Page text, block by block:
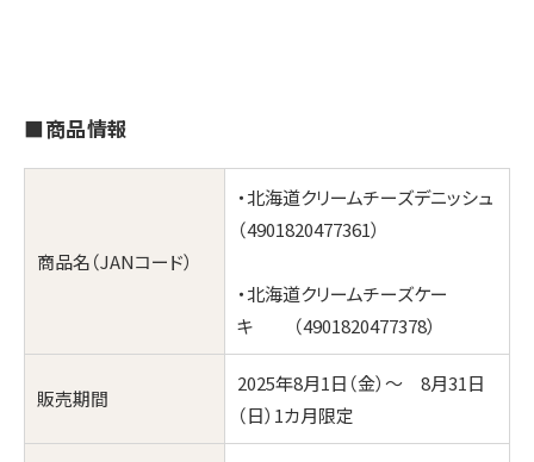
■商品情報
商品名（JANコード）
・北海道クリームチーズデニッシュ
（4901820477361）
・北海道クリームチーズケー
キ （4901820477378）
販売期間
2025年8月1日（金）〜 8月31日
（日）1カ月限定